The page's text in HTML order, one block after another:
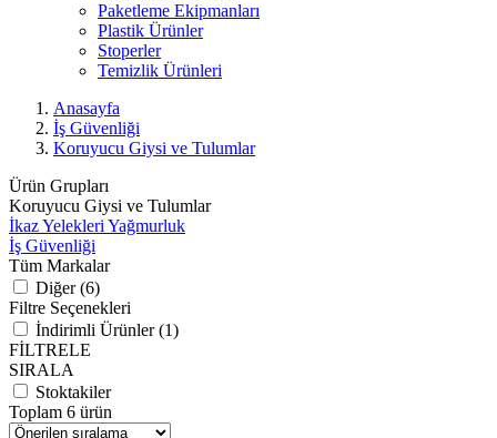
Paketleme Ekipmanları
Plastik Ürünler
Stoperler
Temizlik Ürünleri
Anasayfa
İş Güvenliği
Koruyucu Giysi ve Tulumlar
Ürün Grupları
Koruyucu Giysi ve Tulumlar
İkaz Yelekleri Yağmurluk
İş Güvenliği
Tüm Markalar
Diğer (6)
Filtre Seçenekleri
İndirimli Ürünler (1)
FİLTRELE
SIRALA
Stoktakiler
Toplam 6 ürün